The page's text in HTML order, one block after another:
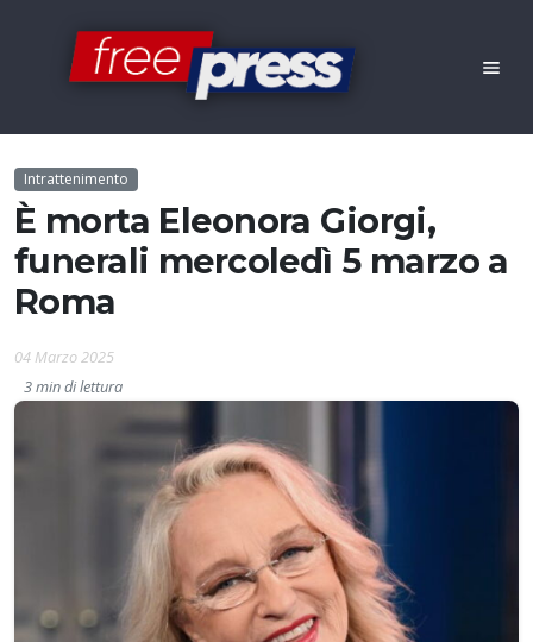
Intrattenimento
È morta Eleonora Giorgi,
funerali mercoledì 5 marzo a
Roma
04 Marzo 2025
3 min di lettura